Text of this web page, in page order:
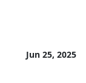
Jun 25, 2025